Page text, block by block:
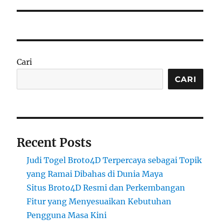
Cari
CARI
Recent Posts
Judi Togel Broto4D Terpercaya sebagai Topik
yang Ramai Dibahas di Dunia Maya
Situs Broto4D Resmi dan Perkembangan
Fitur yang Menyesuaikan Kebutuhan
Pengguna Masa Kini